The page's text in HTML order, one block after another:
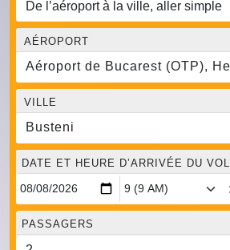
AÉROPORT
Aéroport de Bucarest (OTP),
VILLE
Busteni
DATE ET HEURE D’ARRIVÉE DU VOL
:
PASSAGERS